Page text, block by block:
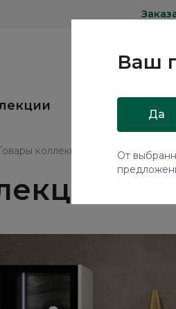
коллекции АРТА / ARTA
Ваш
Да
От